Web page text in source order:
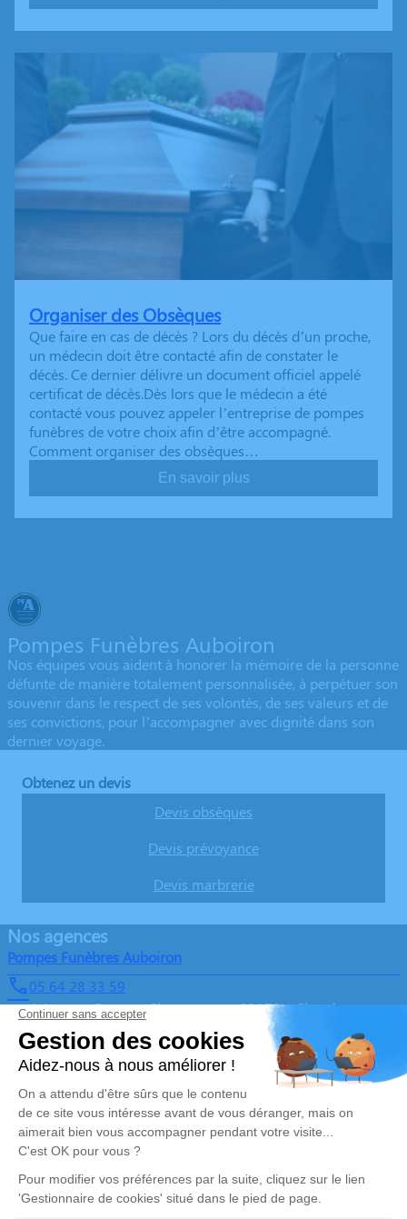
Organiser des Obsèques
Que faire en cas de décès ? Lors du décès d’un proche,
un médecin doit être contacté afin de constater le
décès. Ce dernier délivre un document officiel appelé
certificat de décès.Dès lors que le médecin a été
contacté vous pouvez appeler l’entreprise de pompes
funèbres de votre choix afin d’être accompagné.
Comment organiser des obsèques…
En savoir plus
Pompes Funèbres Auboiron
Nos équipes vous aident à honorer la mémoire de la personne
défunte de manière totalement personnalisée, à perpétuer son
souvenir dans le respect de ses volontés, de ses valeurs et de
ses convictions, pour l’accompagner avec dignité dans son
dernier voyage.
Obtenez un devis
Devis obsèques
Devis prévoyance
Devis marbrerie
Nos agences
Pompes Funèbres Auboiron
05 64 28 33 59
4 Avenue Georges Clemenceau – 23170 – Chambon-sur-
Voueize
Pompes Funèbres Auboiron
05 64 28 33 59
pf.auboiron@gmail.com
67 Avenue de la République – 23110 – Évaux-les-Bains
4.9/5 – 50 avis
Nos Services
Organiser des Obsèques
Liens utiles
Avis de décès